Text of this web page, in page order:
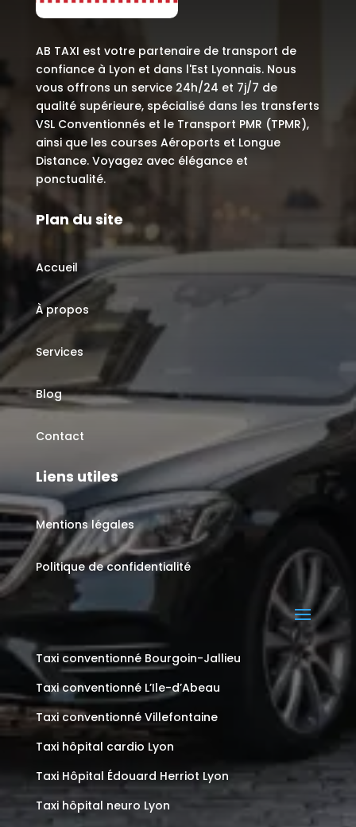
AB TAXI est votre partenaire de transport de
confiance à Lyon et dans l'Est Lyonnais. Nous
vous offrons un service 24h/24 et 7j/7 de
qualité supérieure, spécialisé dans les transferts
VSL Conventionnés et le Transport PMR (TPMR),
ainsi que les courses Aéroports et Longue
Distance. Voyagez avec élégance et
ponctualité.
Plan du site
Accueil
À propos
Services
Blog
Contact
Liens utiles
Mentions légales
Politique de confidentialité
Taxi conventionné Bourgoin-Jallieu
Taxi conventionné L’Ile-d’Abeau
Taxi conventionné Villefontaine
Taxi hôpital cardio Lyon
Taxi Hôpital Édouard Herriot Lyon
Taxi hôpital neuro Lyon